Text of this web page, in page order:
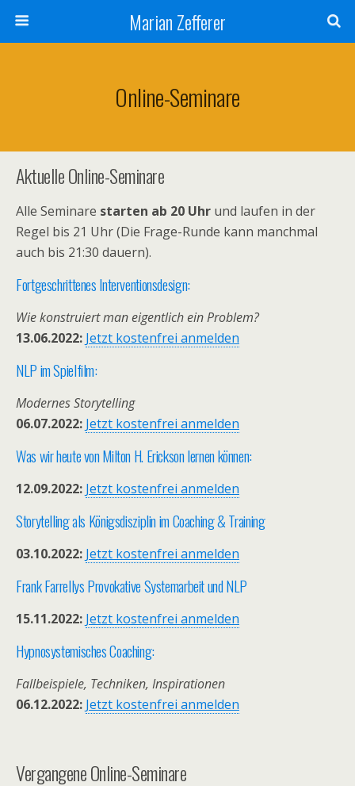
Marian Zefferer
Online-Seminare
Aktuelle Online-Seminare
Alle Seminare starten ab 20 Uhr und laufen in der
Regel bis 21 Uhr (Die Frage-Runde kann manchmal
auch bis 21:30 dauern).
Fortgeschrittenes Interventionsdesign:
Wie konstruiert man eigentlich ein Problem?
13.06.2022: Jetzt kostenfrei anmelden
NLP im Spielfilm:
Modernes Storytelling
06.07.2022: Jetzt kostenfrei anmelden
Was wir heute von Milton H. Erickson lernen können:
12.09.2022: Jetzt kostenfrei anmelden
Storytelling als Königsdisziplin im Coaching & Training
03.10.2022: Jetzt kostenfrei anmelden
Frank Farrellys Provokative Systemarbeit und NLP
15.11.2022: Jetzt kostenfrei anmelden
Hypnosystemisches Coaching:
Fallbeispiele, Techniken, Inspirationen
06.12.2022: Jetzt kostenfrei anmelden
Vergangene Online-Seminare